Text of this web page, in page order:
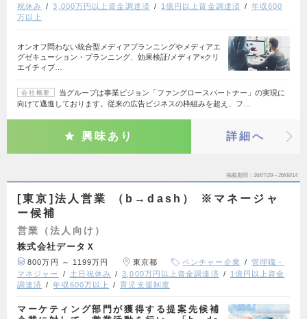
祝休み 3,000万円以上資金調達済 1億円以上資金調達済
年収600
万以上
オンオフ問わない統合型メディアプランニングやメディアエ
グゼキューション・プランニング、効果検証/メディア×クリ
エイチィブ…
会社概要
当グループは事業ビジョン「ファングロースパートナー」の実現に
向けて邁進しております。従来の広告ビジネスの枠組みを超え、フ…
興味あり 詳細へ
掲載期間 26/07/29～26/08/14
[東京]法人営業 （b→dash） ※マネージャ
ー候補
営業（法人向け）
株式会社データＸ
800万円 ～ 1199万円 東京都 ベンチャー企業
管理職・
マネジャー
土日祝休み 3,000万円以上資金調達済
1億円以上資金
調達済
年収600万以上 育児支援制度
マーケティング部門が獲得する提案先候補